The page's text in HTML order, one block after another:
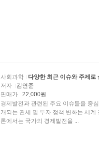
사회과학
다양한 최근 이슈와 주제로
저자
김연준
판매가
22,000원
경제발전과 관련된 주요 이슈들을 중
개되는 관세 및 투자 정책 변화는 세
론에서는 국가의 경제발전을 ...